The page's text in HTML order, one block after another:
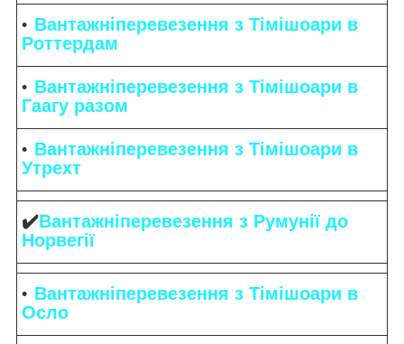
Вантажніперевезення з Тімішоари в
Роттердам
Вантажніперевезення з Тімішоари в
Гаагу разом
Вантажніперевезення з Тімішоари в
Утрехт
✔️Вантажніперевезення з Румунії до
Норвегії
Вантажніперевезення з Тімішоари в
Осло